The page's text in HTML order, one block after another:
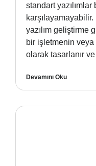
standart
yazılım geliştirme
bir işletmenin
olarak tasarlanır
Devamını Oku